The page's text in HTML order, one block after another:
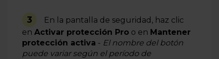
3 En la pantalla de seguridad, haz clic
en Activar protección Pro o en Mantener
protección activa - El nombre del botón
puede variar según el período de